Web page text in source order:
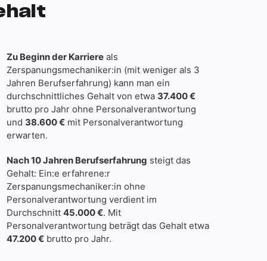
Zu Beginn der Karriereals
Zerspanungsmechaniker:in (mit weniger als 3
Jahren Berufserfahrung) kann man ein
durchschnittliches Gehalt von etwa 37.400 €
brutto pro Jahr ohne Personalverantwortung
und 38.600 €mit Personalverantwortung
erwarten.
Nach 10 Jahren Berufserfahrung steigt das
Gehalt: Ein:e erfahrene:r
Zerspanungsmechaniker:in ohne
Personalverantwortung verdient im
Durchschnitt 45.000 €. Mit
Personalverantwortung beträgt das Gehalt etwa
47.200 €brutto pro Jahr.